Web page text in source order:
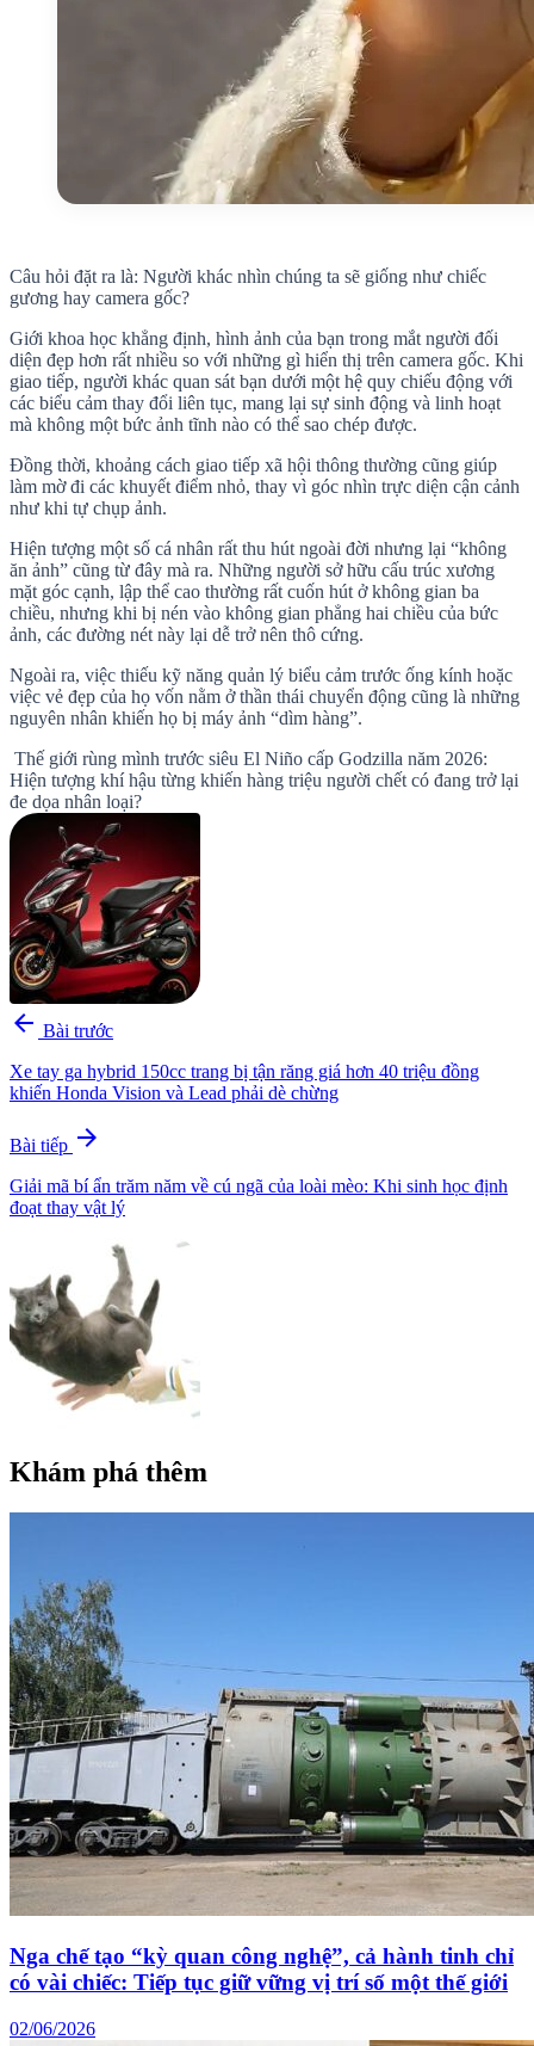
Câu hỏi đặt ra là: Người khác nhìn chúng ta sẽ giống như chiếc
gương hay camera gốc?
Giới khoa học khẳng định, hình ảnh của bạn trong mắt người đối
diện đẹp hơn rất nhiều so với những gì hiển thị trên camera gốc. Khi
giao tiếp, người khác quan sát bạn dưới một hệ quy chiếu động với
các biểu cảm thay đổi liên tục, mang lại sự sinh động và linh hoạt
mà không một bức ảnh tĩnh nào có thể sao chép được.
Đồng thời, khoảng cách giao tiếp xã hội thông thường cũng giúp
làm mờ đi các khuyết điểm nhỏ, thay vì góc nhìn trực diện cận cảnh
như khi tự chụp ảnh.
Hiện tượng một số cá nhân rất thu hút ngoài đời nhưng lại “không
ăn ảnh” cũng từ đây mà ra. Những người sở hữu cấu trúc xương
mặt góc cạnh, lập thể cao thường rất cuốn hút ở không gian ba
chiều, nhưng khi bị nén vào không gian phẳng hai chiều của bức
ảnh, các đường nét này lại dễ trở nên thô cứng.
Ngoài ra, việc thiếu kỹ năng quản lý biểu cảm trước ống kính hoặc
việc vẻ đẹp của họ vốn nằm ở thần thái chuyển động cũng là những
nguyên nhân khiến họ bị máy ảnh “dìm hàng”.
Thế giới rùng mình trước siêu El Niño cấp Godzilla năm 2026:
Hiện tượng khí hậu từng khiến hàng triệu người chết có đang trở lại
đe dọa nhân loại?
arrow_back Bài trước
Xe tay ga hybrid 150cc trang bị tận răng giá hơn 40 triệu đồng
khiến Honda Vision và Lead phải dè chừng
Bài tiếp arrow_forward
Giải mã bí ẩn trăm năm về cú ngã của loài mèo: Khi sinh học định
đoạt thay vật lý
Khám phá thêm
Nga chế tạo “kỳ quan công nghệ”, cả hành tinh chỉ
có vài chiếc: Tiếp tục giữ vững vị trí số một thế giới
02/06/2026